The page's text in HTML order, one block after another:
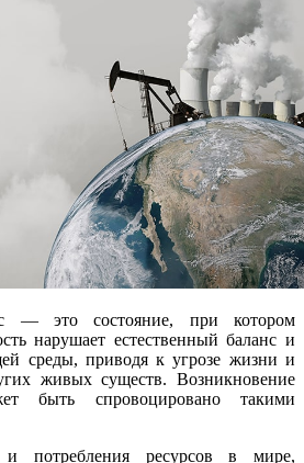
— это состояние, при котором
нарушает естественный баланс и
среды, приводя к угрозе жизни и
живых существ. Возникновение
быть спровоцировано такими
и потребления ресурсов в мире,